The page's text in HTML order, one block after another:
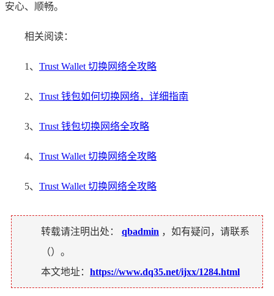
安心、顺畅。
相关阅读：
1、 Trust Wallet 切换网络全攻略
2、 Trust 钱包如何切换网络，详细指南
3、 Trust 钱包切换网络全攻略
4、 Trust Wallet 切换网络全攻略
5、 Trust Wallet 切换网络全攻略
转载请注明出处： qbadmin ，如有疑问，请联系
（）。
本文地址： https://www.dq35.net/ijxx/1284.html